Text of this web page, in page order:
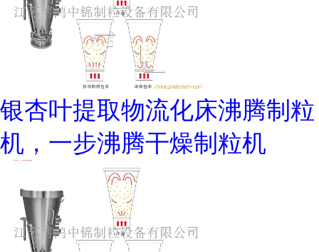
银杏叶提取物流化床沸腾制粒
机，一步沸腾干燥制粒机